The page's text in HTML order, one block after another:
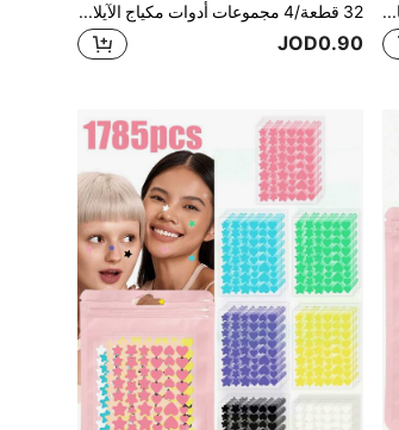
12/6/3/1 قطعة مجموعة أدوات العناية بالقدم، تشمل مزيل الندبات، ملف القدم، فرشاة القدم، أدوات العناية بالقدم، مع حقيبة تخزين، صندوق وحافظة، العناية المنزلية بالقدم، العناية المهنية بالقدم، فرشاة القدم، مناسبة لإزالة الجلد الميت 32 قطعة/4 مجموعات أدوات مكياج الآيلاينر، ملصقات آيلاينر عين القطة، قوالب ظلال العيون والآيلاينر، آيلاينر عين القطة، قالب مكياج عين الثعلب، قوالب ملصقات آيلاينر، ملحقات أدوات مكياج العيون، قوالب مكياج العيون، شريط وملصقات آيلاينر، بطاقات قوالب مكياج العيون، ملصقات مكياج العيون المبتدئين، قوالب آيلاينر، آيلاينر وأدوات مكياج العيون للمبتدئين
JOD0.90